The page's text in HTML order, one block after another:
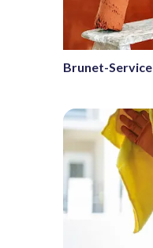
Brunet-Service